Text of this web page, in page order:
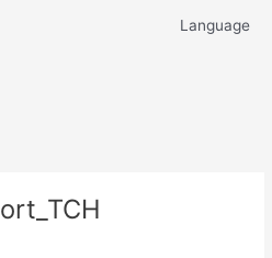
Language